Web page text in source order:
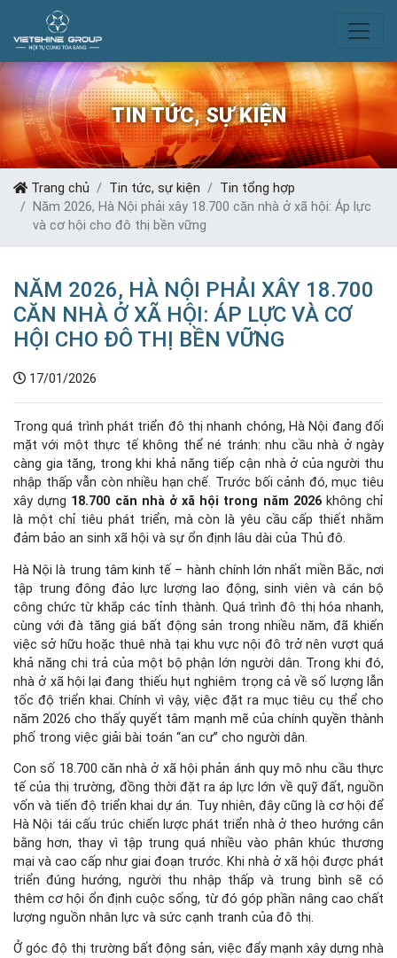
TIN TỨC, SỰ KIỆN
Trang chủ Tin tức, sự kiện
Tin tổng hợp
Năm 2026, Hà Nội phải xây 18.700 căn nhà ở xã hội: Áp lực
và cơ hội cho đô thị bền vững
NĂM 2026, HÀ NỘI PHẢI XÂY 18.700
CĂN NHÀ Ở XÃ HỘI: ÁP LỰC VÀ CƠ
HỘI CHO ĐÔ THỊ BỀN VỮNG
17/01/2026
Trong quá trình phát triển đô thị nhanh chóng, Hà Nội đang đối
mặt với một thực tế không thể né tránh: nhu cầu nhà ở ngày
càng gia tăng, trong khi khả năng tiếp cận nhà ở của người thu
nhập thấp vẫn còn nhiều hạn chế. Trước bối cảnh đó, mục tiêu
xây dựng 18.700 căn nhà ở xã hội trong năm 2026không chỉ
là một chỉ tiêu phát triển, mà còn là yêu cầu cấp thiết nhằm
đảm bảo an sinh xã hội và sự ổn định lâu dài của Thủ đô.
Hà Nội là trung tâm kinh tế – hành chính lớn nhất miền Bắc, nơi
tập trung đông đảo lực lượng lao động, sinh viên và cán bộ
công chức từ khắp các tỉnh thành. Quá trình đô thị hóa nhanh,
cùng với đà tăng giá bất động sản trong nhiều năm, đã khiến
việc sở hữu hoặc thuê nhà tại khu vực nội đô trở nên vượt quá
khả năng chi trả của một bộ phận lớn người dân. Trong khi đó,
nhà ở xã hội lại đang thiếu hụt nghiêm trọng cả về số lượng lẫn
tốc độ triển khai. Chính vì vậy, việc đặt ra mục tiêu cụ thể cho
năm 2026 cho thấy quyết tâm mạnh mẽ của chính quyền thành
phố trong việc giải bài toán “an cư” cho người dân.
Con số 18.700 căn nhà ở xã hội phản ánh quy mô nhu cầu thực
tế của thị trường, đồng thời đặt ra áp lực lớn về quỹ đất, nguồn
vốn và tiến độ triển khai dự án. Tuy nhiên, đây cũng là cơ hội để
Hà Nội tái cấu trúc chiến lược phát triển nhà ở theo hướng cân
bằng hơn, thay vì tập trung quá nhiều vào phân khúc thương
mại và cao cấp như giai đoạn trước. Khi nhà ở xã hội được phát
triển đúng hướng, người thu nhập thấp và trung bình sẽ có
thêm cơ hội ổn định cuộc sống, từ đó góp phần nâng cao chất
lượng nguồn nhân lực và sức cạnh tranh của đô thị.
Ở góc độ thị trường bất động sản, việc đẩy mạnh xây dựng nhà